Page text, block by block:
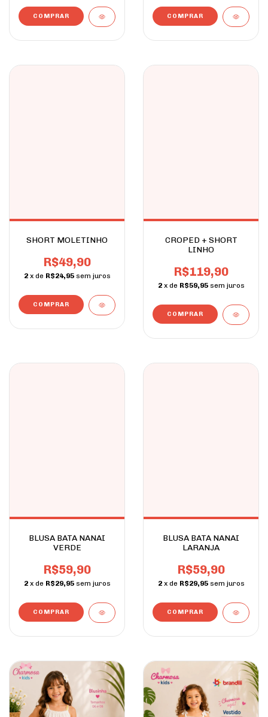
COMPRAR COMPRAR
SHORT MOLETINHO
R$49,90
2 x de R$24,95 sem juros
COMPRAR
CROPED + SHORT
LINHO
R$119,90
2 x de R$59,95 sem juros
COMPRAR
BLUSA BATA NANAI
VERDE
R$59,90
2 x de R$29,95 sem juros
COMPRAR
BLUSA BATA NANAI
LARANJA
R$59,90
2 x de R$29,95 sem juros
COMPRAR